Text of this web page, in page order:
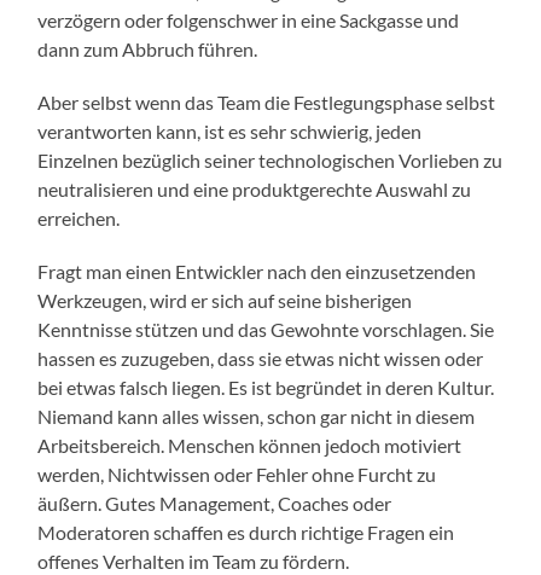
verzögern oder folgenschwer in eine Sackgasse und
dann zum Abbruch führen.
Aber selbst wenn das Team die Festlegungsphase selbst
verantworten kann, ist es sehr schwierig, jeden
Einzelnen bezüglich seiner technologischen Vorlieben zu
neutralisieren und eine produktgerechte Auswahl zu
erreichen.
Fragt man einen Entwickler nach den einzusetzenden
Werkzeugen, wird er sich auf seine bisherigen
Kenntnisse stützen und das Gewohnte vorschlagen. Sie
hassen es zuzugeben, dass sie etwas nicht wissen oder
bei etwas falsch liegen. Es ist begründet in deren Kultur.
Niemand kann alles wissen, schon gar nicht in diesem
Arbeitsbereich. Menschen können jedoch motiviert
werden, Nichtwissen oder Fehler ohne Furcht zu
äußern. Gutes Management, Coaches oder
Moderatoren schaffen es durch richtige Fragen ein
offenes Verhalten im Team zu fördern.